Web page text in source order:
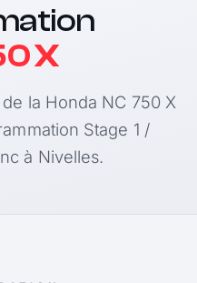
X
la Honda NC 750 X
Stage 1 /
à Nivelles.